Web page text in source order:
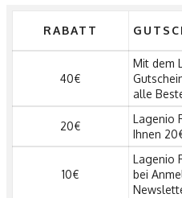
RABATT
40€
Mit dem
alle
20€
Lagenio
Ihnen
10€
Lagenio
bei